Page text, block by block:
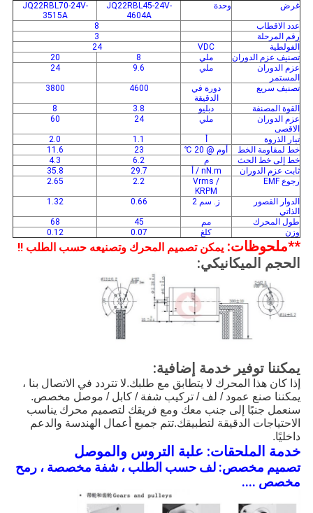
غرض وحدة
JQ22RBL45-24V-
4604A
JQ22RBL70-24V-
3515A
عدد الاقطاب
8
رقم المرحلة
3
الفولطية
VDC
24
تصنيف عزم الدوران
ملي 8
20
عزم الدوران
المستمر
ملي 9.6
24
تصنيف سريع
دورة في
الدقيقة
4600
3800
القوة المصنفة دبليو 3.8
8
عزم الدوران
الاقصى
ملي 24
60
تيار الذروة 1.1
2.0
خط لمقاومة الخط
أوم @ 20 ℃ 23
11.6
خط إلى خط الحث
م 6.2
4.3
ثابت عزم الدوران
nN.m / أ 29.7
35.8
رجوع EMF
Vrms /
KRPM
2.2
2.65
الدوار القصور
الذاتي
ز. سم 2 0.66
1.32
طول المحرك مم 45
68
وزن
كلغ 0.07
0.12
**ملحوظات: يمكن تصميم المحرك وتصنيعه حسب الطلب !!
الحجم الميكانيكي:
يمكننا توفير خدمة إضافية:
إذا كان هذا المحرك لا يتطابق مع طلبك.لا تتردد في الاتصال بنا ،
يمكننا صنع عمود / لف / تركيب شفة / كابل / موصل مخصص.
سنعمل جنبًا إلى جنب معك ومع فريقك لتصميم محرك يناسب
الاحتياجات الدقيقة لتطبيقك.تتم جميع أعمال الهندسة والدعم
داخليًا.
خدمة الملحقات: علبة التروس والموصل
تصميم مخصص: لف حسب الطلب ، شفة مخصصة ، رمح
مخصص ....